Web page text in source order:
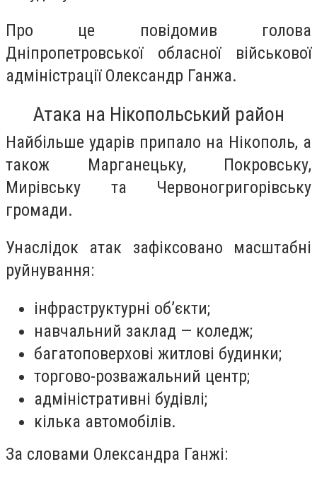
Про це повідомив голова
Дніпропетровської обласної військової
адміністрації Олександр Ганжа.
Атака на Нікопольський район
Найбільше ударів припало на Нікополь, а
також Марганецьку, Покровську,
Мирівську та Червоногригорівську
громади.
Унаслідок атак зафіксовано масштабні
руйнування:
інфраструктурні об’єкти;
навчальний заклад — коледж;
багатоповерхові житлові будинки;
торгово-розважальний центр;
адміністративні будівлі;
кілька автомобілів.
За словами Олександра Ганжі: